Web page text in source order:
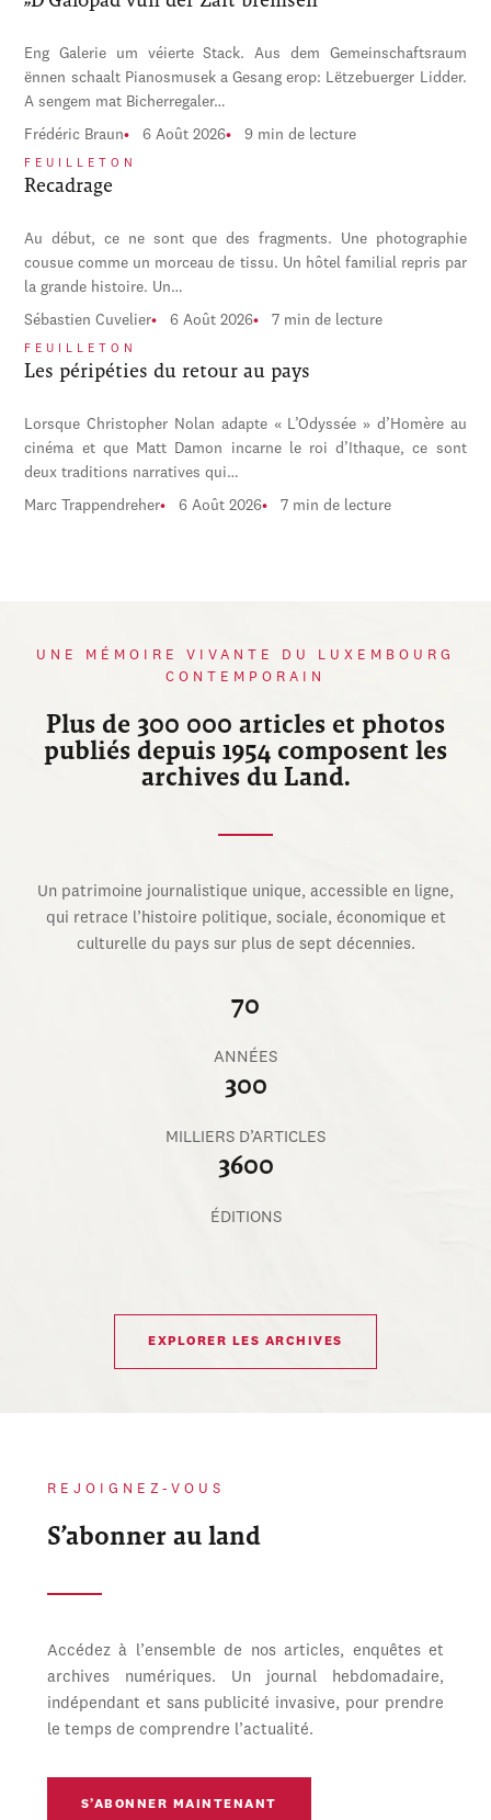
Eng Galerie um véierte Stack. Aus dem Gemeinschaftsraum
ënnen schaalt Pianosmusek a Gesang erop: Lëtzebuerger Lidder.
A sengem mat Bicherregaler…
Frédéric Braun 6 Août 2026 9 min de lecture
FEUILLETON
Recadrage
Au début, ce ne sont que des fragments. Une photographie
cousue comme un morceau de tissu. Un hôtel familial repris par
la grande histoire. Un…
Sébastien Cuvelier 6 Août 2026 7 min de lecture
FEUILLETON
Les péripéties du retour au pays
Lorsque Christopher Nolan adapte « L’Odyssée » d’Homère au
cinéma et que Matt Damon incarne le roi d’Ithaque, ce sont
deux traditions narratives qui…
Marc Trappendreher 6 Août 2026 7 min de lecture
UNE MÉMOIRE VIVANTE DU LUXEMBOURG
CONTEMPORAIN
Plus de 300 000 articles et photos
publiés depuis 1954 composent les
archives du Land.
Un patrimoine journalistique unique, accessible en ligne,
qui retrace l’histoire politique, sociale, économique et
culturelle du pays sur plus de sept décennies.
70
ANNÉES
300
MILLIERS D’ARTICLES
3600
ÉDITIONS
EXPLORER LES ARCHIVES
REJOIGNEZ-VOUS
S’abonner au land
Accédez à l’ensemble de nos articles, enquêtes et
archives numériques. Un journal hebdomadaire,
indépendant et sans publicité invasive, pour prendre
le temps de comprendre l’actualité.
S’ABONNER MAINTENANT